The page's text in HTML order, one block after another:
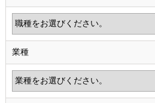
業種